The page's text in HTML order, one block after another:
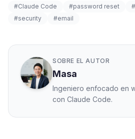
#Claude Code #password reset
#security
#email
SOBRE EL AUTOR
Masa
Ingeniero enfocado en
con Claude Code.